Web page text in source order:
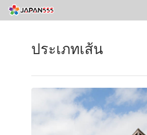
ประเภทเส้น